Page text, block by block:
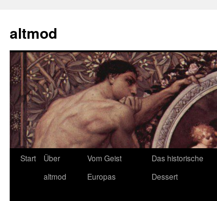
springen
altmod
Start
Über
altmod
Vom Geist
Europas
Das historische
Dessert